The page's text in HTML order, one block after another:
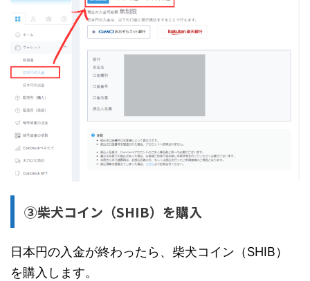
③柴犬コイン（SHIB）を購入
日本円の入金が終わったら、柴犬コイン（SHIB）
を購入します。